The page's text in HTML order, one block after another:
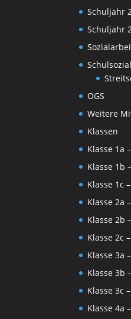
Schuljahr
Schuljahr
OGS
Weitere
Klassen
Klasse 1a
Klasse 1b
Klasse 1c
Klasse 2a
Klasse 2b
Klasse 2c
Klasse 3a
Klasse 3b
Klasse 3c
Klasse 4a